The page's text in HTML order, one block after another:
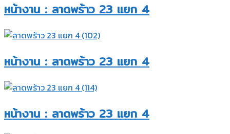
หน้างาน : ลาดพร้าว 23 แยก 4​
หน้างาน : ลาดพร้าว 23 แยก 4​
หน้างาน : ลาดพร้าว 23 แยก 4​